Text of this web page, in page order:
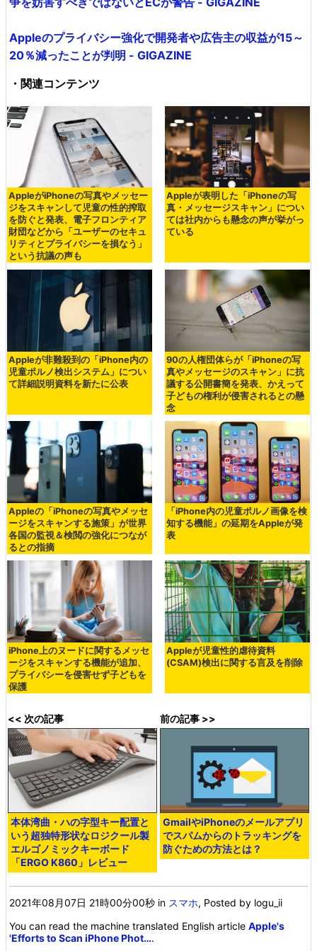
Appleのプライバシー強化で開発者や広告主の収益が15～
20％減ったことが判明 - GIGAZINE
・関連コンテンツ
AppleがiPhoneの写真やメッセー
ジをスキャンして児童の性的搾取
を防ぐと発表、電子フロンティア
財団などから「ユーザーのセキュ
リティとプライバシーを損なう」
という抗議の声も
Appleが表明した「iPhoneの写
真・メッセージスキャン」につい
ては社内からも懸念の声が挙がっ
ている
Appleが非難殺到の「iPhone内の
児童ポルノ検出システム」につい
て詳細説明資料を新たに公表
90の人権団体らが「iPhoneの写
真やメッセージのスキャン」に抗
議する公開書簡を発表、かえって
子どもの権利が侵害されるとの懸
念
Appleの「iPhoneの写真やメッセ
ージをスキャンする施策」が世界
各国の監視＆検閲の強化につなが
るとの指摘
「iPhone内の児童ポルノ画像を検
知する機能」の延期をAppleが発
表
iPhone上のヌードに関するメッセ
ージをスキャンする機能が追加、
プライバシーを侵害せず子どもを
保護
Appleが児童性的虐待資料
(CSAM)検出に関する言及を削除
<< 次の記事
本体湾曲・ハの字型キー配置と
いう超独特形状なロジクール製
エルゴノミックキーボード
「ERGO K860」レビュー
前の記事 >>
GmailやiPhoneのメールアプリ
でスパムからのトラッキングを
防ぐための方法とは？
2021年08月07日 21時00分00秒 in スマホ, Posted by logu_ii
You can read the machine translated English articleApple's
'Efforts to Scan iPhone Phot….